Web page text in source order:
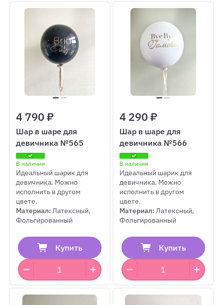
4 790 ₽
Шар в шаре для
девичника №565
В наличии
Идеальный шарик для
девичника. Можно
исполнить в другом
цвете.
Материал:Латексный,
Фольгированный
Купить
4 290 ₽
Шар в шаре для
девичника №566
В наличии
Идеальный шарик для
девичника. Можно
исполнить в другом
цвете.
Материал:Латексный,
Фольгированный
Купить